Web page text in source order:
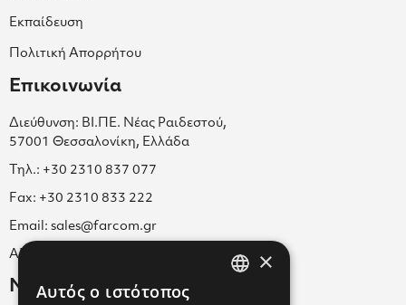
Εκπαίδευση
Πολιτική Απορρήτου
Επικοινωνία
Διεύθυνση: ΒΙ.ΠΕ. Νέας Ραιδεστού,
57001 Θεσσαλονίκη, Ελλάδα
Τηλ.: +30 2310 837 077
Fax: +30 2310 833 222
Email: sales@farcom.gr
ΑΡ.Γ.Ε.ΜΗ. 038365205000
Newsletter
×
Αυτός ο ιστότοπος